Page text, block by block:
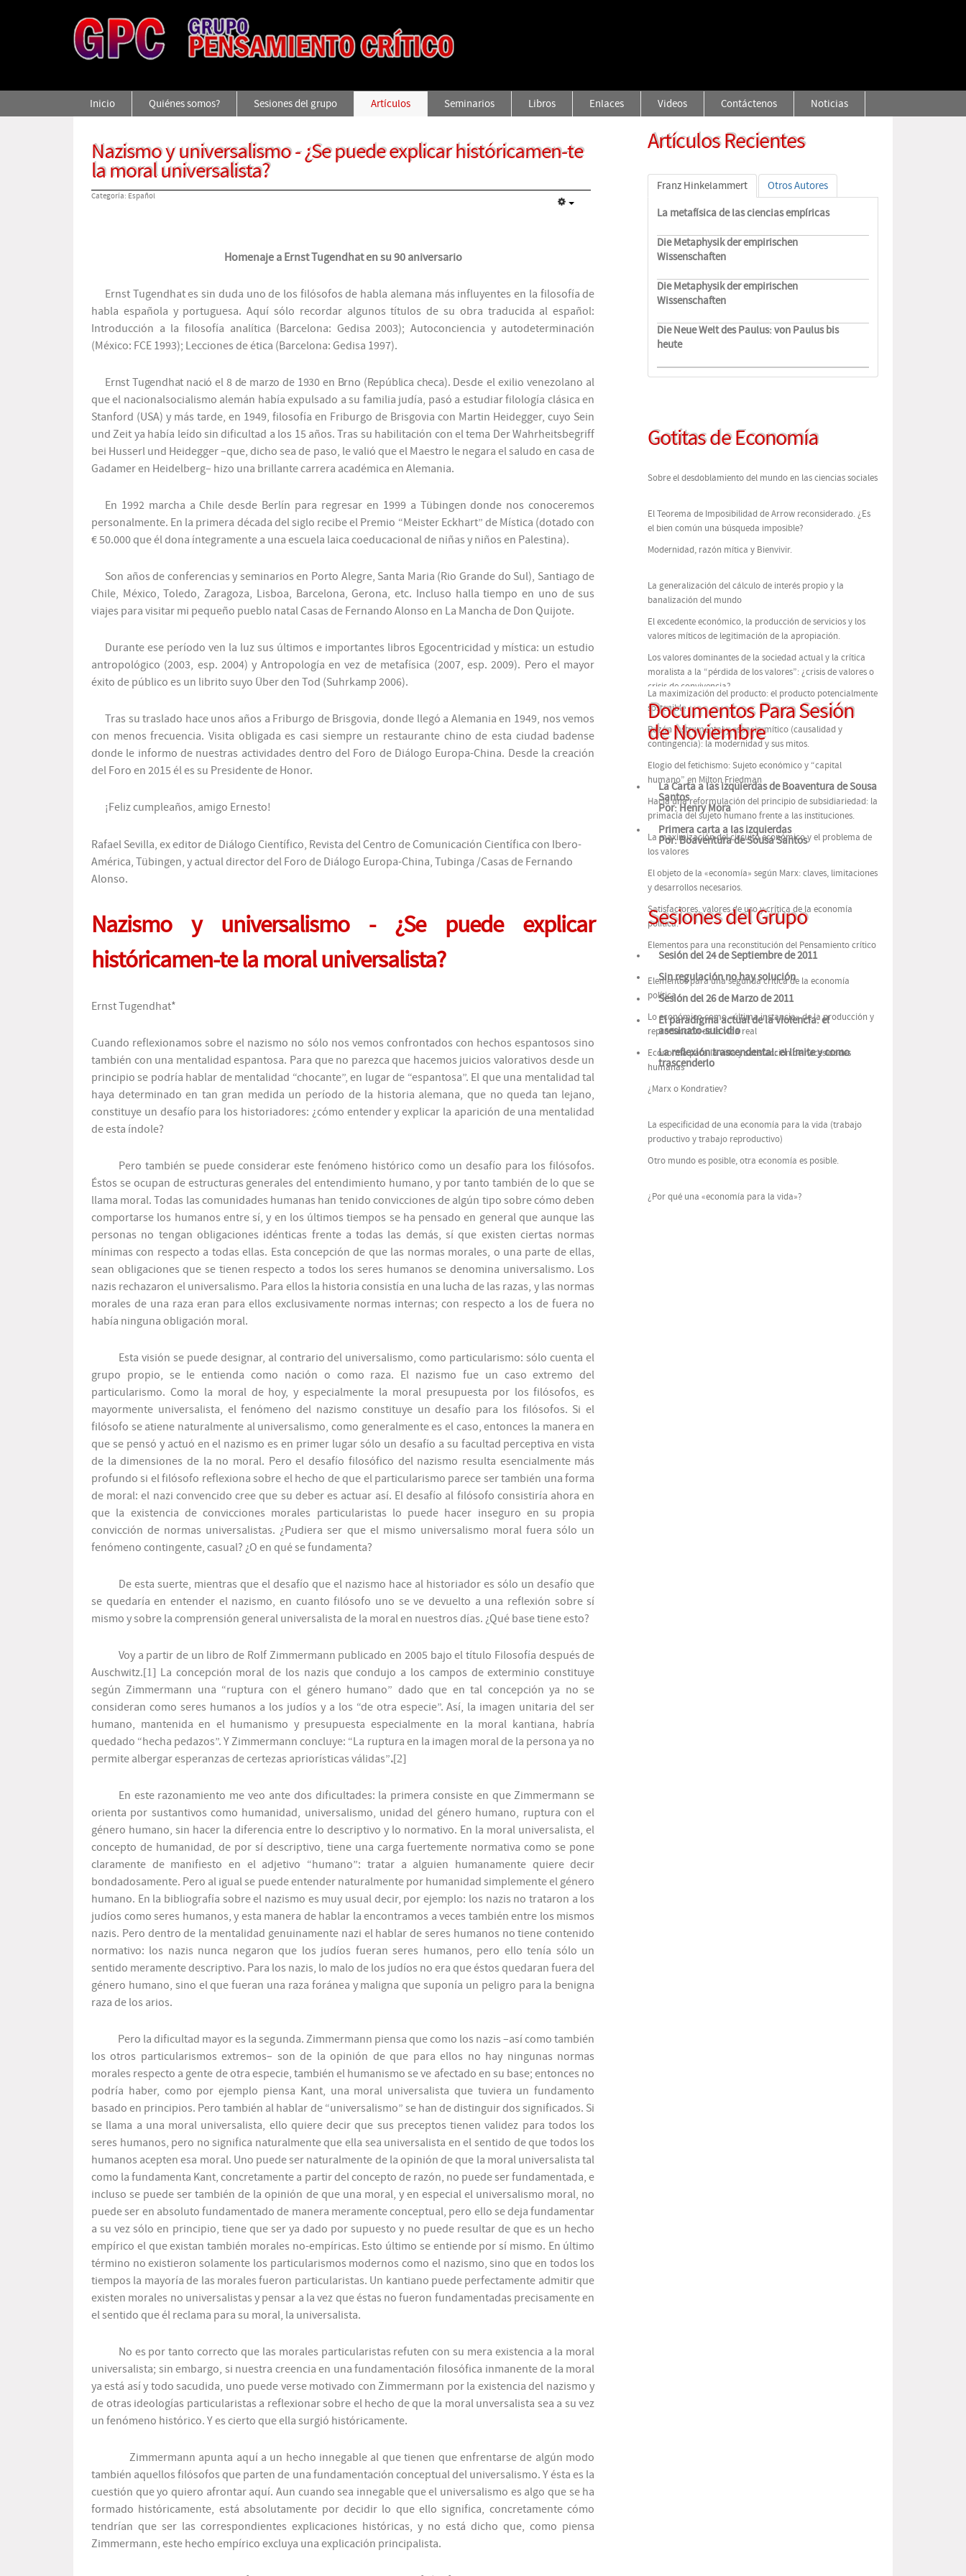
Inicio Quiénes somos? Sesiones del grupo Artículos Seminarios Libros Enlaces Videos Contáctenos Noticias
Nazismo y universalismo - ¿Se puede explicar históricamen-te
la moral universalista?
Categoría: Español
Homenaje a Ernst Tugendhat en su 90 aniversario
Ernst Tugendhat es sin duda uno de los filósofos de habla alemana más influyentes en la filosofía de
habla española y portuguesa. Aquí sólo recordar algunos títulos de su obra traducida al español:
Introducción a la filosofía analítica (Bar­celona: Gedisa 2003); Autoconciencia y autodeterminación
(México: FCE 1993); Lecciones de ética (Barcelona: Gedisa 1997).
Ernst Tugendhat nació el 8 de marzo de 1930 en Brno (República checa). Desde el exilio venezolano al
que el nacionalsocialismo alemán había expulsado a su familia judía, pasó a estudiar filología clásica en
Stanford (USA) y más tarde, en 1949, filosofía en Friburgo de Brisgovia con Martin Heidegger, cuyo Sein
und Zeit ya había leído sin dificultad a los 15 años. Tras su habilitación con el tema Der Wahrheitsbegriff
bei Husserl und Heidegger–que, dicho sea de paso, le valió que el Maestro le negara el saludo en casa de
Gadamer en Heidelberg– hizo una brillante carrera académica en Alemania.
En 1992 marcha a Chile desde Berlín para regresar en 1999 a Tübingen donde nos conoceremos
personalmente. En la primera década del siglo recibe el Premio “Meister Eckhart” de Mística (dotado con
€ 50.000 que él dona íntegramente a una escuela laica coeducacional de niñas y niños en Palestina).
Son años de conferencias y seminarios en Porto Alegre, Santa Maria (Rio Grande do Sul), Santiago de
Chile, México, Toledo, Zaragoza, Lisboa, Barcelona, Gerona, etc. Incluso halla tiempo en uno de sus
viajes para visitar mi pequeño pueblo natal Casas de Fernando Alonso en La Mancha de Don Quijote.
Durante ese período ven la luz sus últimos e importantes libros Egocentricidad y mística: un estudio
antropológico (2003, esp. 2004) y Antropología en vez de metafísica (2007, esp. 2009). Pero el mayor
éxito de público es un librito suyo Über den Tod (Suhrkamp 2006).
Tras su traslado hace unos años a Friburgo de Brisgovia, donde llegó a Alemania en 1949, nos vemos
con menos frecuencia. Visita obligada es casi siempre un restaurante chino de esta ciudad badense
donde le informo de nuestras actividades dentro del Foro de Diálogo Europa-China. Desde la creación
del Foro en 2015 él es su Presidente de Honor.
¡Feliz cumpleaños, amigo Ernesto!
Rafael Sevilla, ex editor de Diálogo Científico , Revista del Centro de Comunicación Científica con Ibero-
América, Tübingen, y actual director del Foro de Diálogo Europa-China , Tubinga /Casas de Fernando
Alonso.
Nazismo y universalismo - ¿Se puede explicar
históricamen-te la moral universalista?
Ernst Tugendhat*
Cuando reflexionamos sobre el nazismo no sólo nos vemos confrontados con hechos espantosos sino
también con una mentalidad espantosa. Para que no parezca que hacemos juicios valorativos desde un
principio se podría hablar de mentalidad “chocante”, en lugar de “espantosa”. El que una mentalidad tal
haya determinado en tan gran medida un período de la historia alemana, que no queda tan lejano,
constituye un desafío para los historiadores: ¿cómo entender y explicar la aparición de una mentalidad
de esta índole?
Pero también se puede considerar este fenómeno histórico como un desafío para los filósofos.
Éstos se ocupan de estructuras generales del entendimiento humano, y por tanto también de lo que se
llama moral. Todas las comunidades humanas han tenido convicciones de algún tipo sobre cómo deben
comportarse los humanos entre sí, y en los últimos tiempos se ha pensado en general que aunque las
personas no tengan obligaciones idénticas frente a todas las demás, sí que existen ciertas normas
mínimas con respecto a todas ellas. Esta concepción de que las normas morales, o una parte de ellas,
sean obligaciones que se tienen respecto a todos los seres humanos se denomina universalismo. Los
nazis rechazaron el universalismo. Para ellos la historia consistía en una lucha de las razas, y las normas
morales de una raza eran para ellos exclusivamente normas internas; con respecto a los de fuera no
había ninguna obligación moral.
Esta visión se puede designar, al contrario del universalismo, como particularismo: sólo cuenta el
grupo propio, se le entienda como nación o como raza. El nazismo fue un caso extremo del
particularismo. Como la moral de hoy, y especialmente la moral presupuesta por los filósofos, es
mayormente universalista, el fenómeno del nazismo constituye un desafío para los filósofos. Si el
filósofo se atiene naturalmente al universalismo, como generalmente es el caso, entonces la manera en
que se pensó y actuó en el nazismo es en primer lugar sólo un desafío a su facultad perceptiva en vista
de la dimensiones de la no moral. Pero el desafío filosófico del nazismo resulta esencialmente más
profundo si el filósofo reflexiona sobre el hecho de que el particularismo parece ser también una forma
de moral: el nazi convencido cree que su deberes actuar así. El desafío al filósofo consistiría ahora en
que la existencia de convicciones morales particularistas lo puede hacer inseguro en su propia
convicción de normas universalistas. ¿Pudiera ser que el mismo universalismo moral fuera sólo un
fenómeno contingente, casual? ¿O en qué se fundamenta?
De esta suerte, mientras que el desafío que el nazismo hace al historiador es sólo un desafío que
se quedaría en entender el nazismo, en cuanto filósofo uno se ve devuelto a una reflexión sobre sí
mismo y sobre la comprensión general universalista de la moral en nuestros días. ¿Qué base tiene esto?
Voy a partir de un libro de Rolf Zimmermann publicado en 2005 bajo el título Filosofía después de
Auschwitz.[1] La concepción moral de los nazis que condujo a los campos de exterminio constituye
según Zimmermann una “ruptura con el género humano” dado que en tal concepción ya no se
consideran como seres humanos a los judíos y a los “de otra especie”. Así, la imagen unitaria del ser
humano, mantenida en el humanismo y presupuesta especialmente en la moral kantiana, habría
quedado “hecha pedazos”. Y Zimmermann concluye: “La ruptura en la imagen moral de la persona ya no
permite albergar esperanzas de certezas apriorísticas válidas”.[2]
En este razonamiento me veo ante dos dificultades: la primera consiste en que Zimmermann se
orienta por sustantivos como humanidad, universalismo, unidad del género humano, ruptura con el
género humano, sin hacer la diferencia entre lo descriptivo y lo normativo. En la moral universalista, el
concepto de humanidad, de por sí descriptivo, tiene una carga fuertemente normativa como se pone
claramente de manifiesto en el adjetivo “humano”: tratar a alguien humanamente quiere decir
bondadosamente. Pero al igual se puede entender naturalmente por humanidad simplemente el género
humano. En la bibliografía sobre el nazismo es muy usual decir, por ejemplo: los nazis no trataron a los
judíos como seres humanos, y esta manera de hablar la encontramos a veces también entre los mismos
nazis. Pero dentro de la mentalidad genuinamente nazi el hablar de seres humanos no tiene contenido
normativo: los nazis nunca negaron que los judíos fueran seres humanos, pero ello tenía sólo un
sentido meramente descriptivo. Para los nazis, lo malo de los judíos no era que éstos quedaran fuera del
género humano, sino el que fueran una raza foránea y maligna que suponía un peligro para la benigna
raza de los arios.
Pero la dificultad mayor es la segunda. Zimmermann piensa que como los nazis –así como también
los otros particularismos extremos– son de la opinión de que para ellos no hay ningunas normas
morales respecto a gente de otra especie, también el humanismo se ve afectado en su base; entonces no
podría haber, como por ejemplo piensa Kant, una moral universalista que tuviera un fundamento
basado en principios. Pero también al hablar de “universalismo” se han de distinguir dos significados. Si
se llama a una moral universalista, ello quiere decir que sus preceptos tienen validez para todos los
seres humanos, pero no significa naturalmente que ella sea universalista en el sentido de que todos los
humanos acepten esa moral. Uno puede ser naturalmente de la opinión de que la moral universalista tal
como la fundamenta Kant, concretamente a partir del concepto de razón, no puede ser fundamentada, e
incluso se puede ser también de la opinión de que una moral, y en especial el universalismo moral, no
puede ser en absoluto fundamentado de manera meramente conceptual, pero ello se deja fundamentar
a su vez sólo en principio, tiene que ser ya dado por supuesto y no puede resultar de que es un hecho
empírico el que existan también morales no-empíricas. Esto último se entiende por sí mismo. En último
término no existieron solamente los particularismos modernos como el nazismo, sino que en todos los
tiempos la mayoría de las morales fueron particularistas. Un kantiano puede perfectamente admitir que
existen morales no universalistas y pensar a la vez que éstas no fueron fundamentadas precisamente en
el sentido que él reclama para su moral, la universalista.
No es por tanto correcto que las morales particularistas refuten con su mera existencia a la moral
universalista; sin embargo, si nuestra creencia en una fundamentación filosófica inmanente de la moral
ya está así y todo sacudida, uno puede verse motivado con Zimmermann por la existencia del nazismo y
de otras ideologías particularistas a reflexionar sobre el hecho de que la moral unversalista sea a su vez
un fenómeno histórico. Y es cierto que ella surgió históricamente.
Zimmermann apunta aquí a un hecho innegable al que tienen que enfrentarse de algún modo
también aquellos filósofos que parten de una fundamentación conceptual del universalismo. Y ésta es la
cuestión que yo quiero afrontar aquí. Aun cuando sea innegable que el universalismo es algo que se ha
formado históricamente, está absolutamente por decidir lo que ello significa, concretamente cómo
tendrían que ser las correspondientes explicaciones históricas, y no está dicho que, como piensa
Zimmermann, este hecho empírico excluya una explicación principalista.
Artículos Recientes
Franz Hinkelammert Otros Autores
La metafísica de las ciencias empíricas
Die Metaphysik der empirischen
Wissenschaften
Die Metaphysik der empirischen
Wissenschaften
Die Neue Welt des Paulus: von Paulus bis
heute
Gotitas de Economía
Sobre el desdoblamiento del mundo en las ciencias sociales
El Teorema de Imposibilidad de Arrow reconsiderado. ¿Es
el bien común una búsqueda imposible?
Modernidad, razón mítica y Bienvivir.
La generalización del cálculo de interés propio y la
banalización del mundo
El excedente económico, la producción de servicios y los
valores míticos de legitimación de la apropiación.
Los valores dominantes de la sociedad actual y la crítica
moralista a la “pérdida de los valores”: ¿crisis de valores o
crisis de convivencia?
La maximización del producto: el producto potencialmente
sostenible
Razón instrumental y espacio mítico (causalidad y
contingencia): la modernidad y sus mitos.
Elogio del fetichismo: Sujeto económico y “capital
humano” en Milton Friedman
Hacia una reformulación del principio de subsidiariedad: la
primacía del sujeto humano frente a las instituciones.
La maximización del circuito económico y el problema de
los valores
El objeto de la «economía» según Marx: claves, limitaciones
y desarrollos necesarios.
Satisfactores, valores de uso y crítica de la economía
política.
Elementos para una reconstitución del Pensamiento crítico
Elementos para una segunda crítica de la economía
política.
Lo económico como «última instancia» de la producción y
reproducción de la vida real
Economía para la vida y satisfacción de necesidades
humanas
¿Marx o Kondratiev?
La especificidad de una economía para la vida (trabajo
productivo y trabajo reproductivo)
Otro mundo es posible, otra economía es posible.
¿Por qué una «economía para la vida»?
Documentos Para Sesión
de Noviembre
La Carta a las izquierdas de Boaventura de Sousa
Santos
Por: Henry Mora
Primera carta a las izquierdas
Por: Boaventura de Sousa Santos
Sesiones del Grupo
Sesión del 24 de Septiembre de 2011
Sin regulación no hay solución
Sesión del 26 de Marzo de 2011
El paradigma actual de la violencia: el
asesinato-suicidio
La reflexión trascendental: el límite y como
trascenderlo